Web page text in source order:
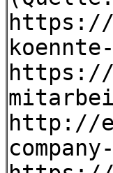
https://
https://
http://